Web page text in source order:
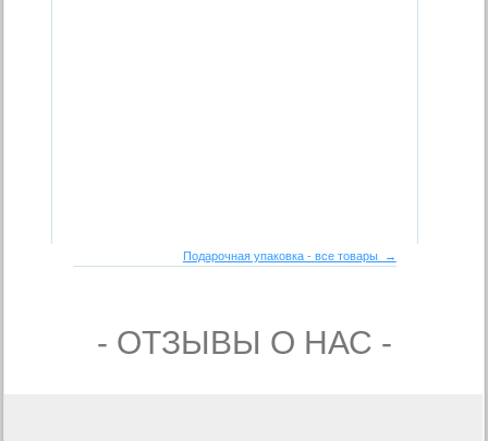
Подарочная упаковка - все товары →
- ОТЗЫВЫ О НАС -